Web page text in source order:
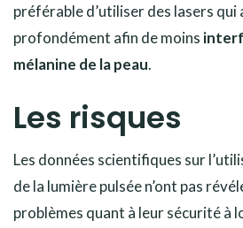
préférable d’utiliser des lasers
profondément afin de moins
mélanine de la peau.
Les risques
Les données scientifiques sur
de la lumière pulsée n’ont pas
problèmes quant à leur sécurité à